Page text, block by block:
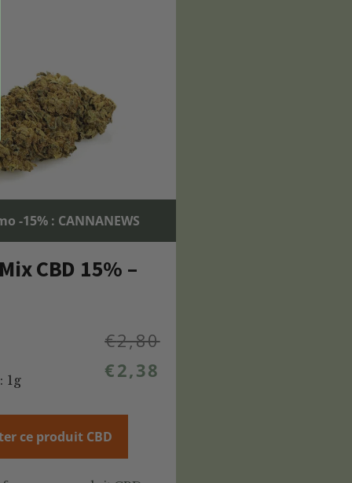
-15% : CANNANEWS
CBD 15% –
1g
€2,80
€2,38
ce produit CBD